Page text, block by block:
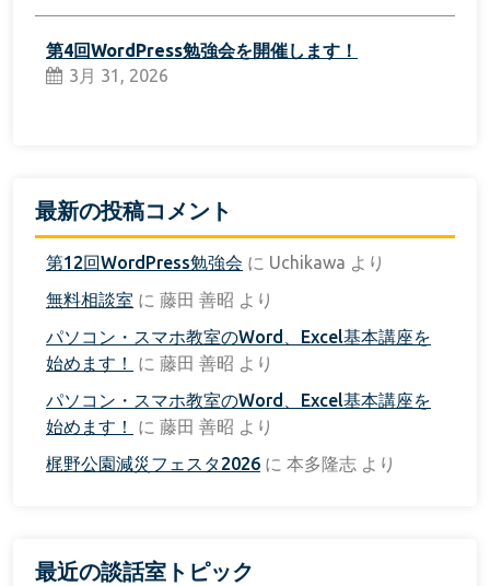
第4回WordPress勉強会を開催します！
3月 31, 2026
最新の投稿コメント
第12回WordPress勉強会 に Uchikawa より
無料相談室 に 藤田 善昭 より
パソコン・スマホ教室のWord、Excel基本講座を
始めます！
に 藤田 善昭 より
パソコン・スマホ教室のWord、Excel基本講座を
始めます！
に 藤田 善昭 より
梶野公園減災フェスタ2026 に 本多隆志 より
最近の談話室トピック